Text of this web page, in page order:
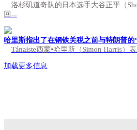
洛杉矶道奇队的日本选手大谷正平（
回...
哈里斯指出了在钢铁关税之前与特朗普的
Tánaiste西蒙•哈里斯（Simon Harris）
加载更多信息